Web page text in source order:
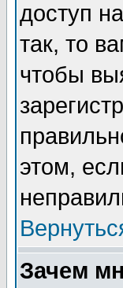
доступ
так, то
чтобы
этом,
Зачем